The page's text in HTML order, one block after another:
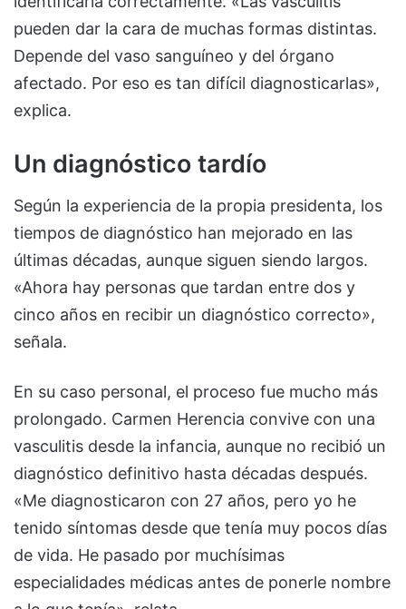
pueden dar la cara de muchas formas distintas.
Depende del vaso sanguíneo y del órgano
afectado. Por eso es tan difícil diagnosticarlas»,
explica.
Un diagnóstico tardío
Según la experiencia de la propia presidenta, los
tiempos de diagnóstico han mejorado en las
últimas décadas, aunque siguen siendo largos.
«Ahora hay personas que tardan entre dos y
cinco años en recibir un diagnóstico correcto»,
señala.
En su caso personal, el proceso fue mucho más
prolongado. Carmen Herencia convive con una
vasculitis desde la infancia, aunque no recibió un
diagnóstico definitivo hasta décadas después.
«Me diagnosticaron con 27 años, pero yo he
tenido síntomas desde que tenía muy pocos días
de vida. He pasado por muchísimas
especialidades médicas antes de ponerle nombre